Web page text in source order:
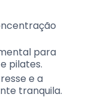
para
pilates.
e a
tranquila.